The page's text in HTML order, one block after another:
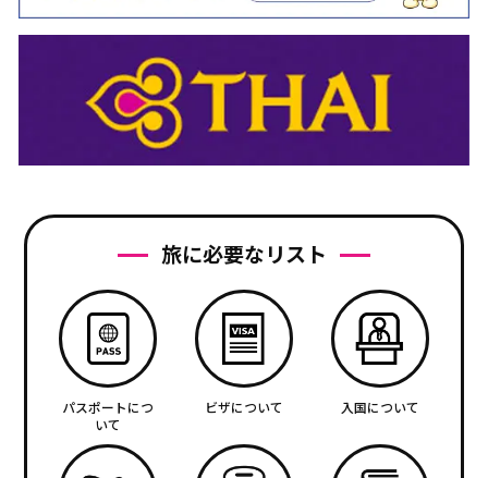
旅に必要なリスト
パスポートにつ
いて
ビザについて 入国について